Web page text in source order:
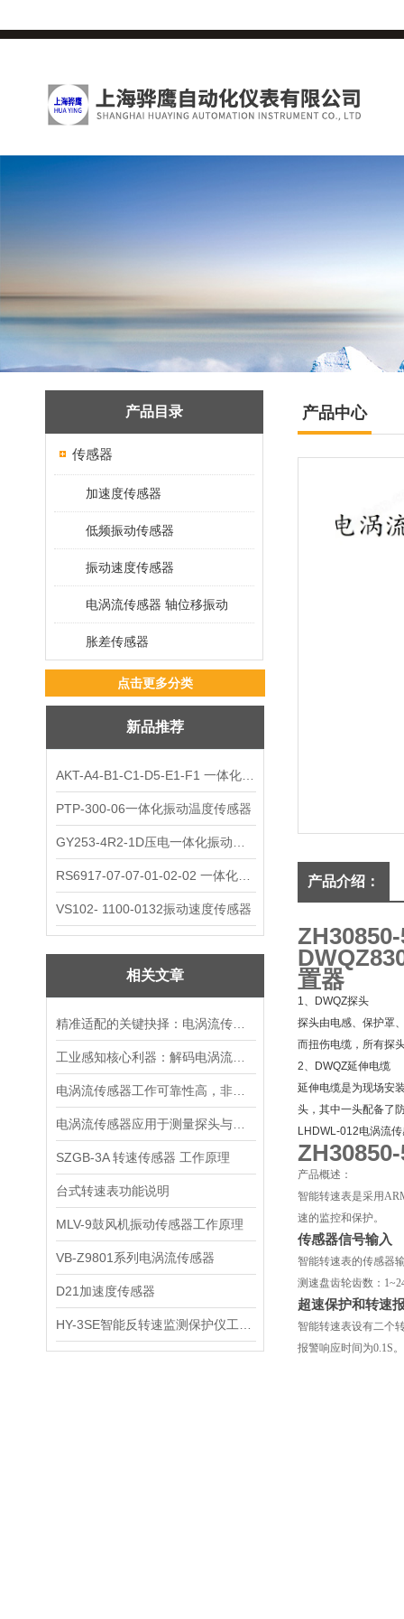
产品目录
传感器
加速度传感器
低频振动传感器
振动速度传感器
电涡流传感器 轴位移振动
胀差传感器
点击更多分类
新品推荐
PTP-300-06一体化振动温度传感器
VS102- 1100-0132振动速度传感器
相关文章
SZGB-3A 转速传感器 工作原理
台式转速表功能说明
MLV-9鼓风机振动传感器工作原理
VB-Z9801系列电涡流传感器
D21加速度传感器
产品中心
产品介绍：
置器
1、DWQZ探头
探头由电感、保护罩
而扭伤电缆，所有探
2、DWQZ延伸电缆
延伸电缆是为现场安
头，其中一头配备了
LHDWL-012电涡流
产品概述：
智能转速表是采用
速的监控和保护。
传感器信号输入
智能转速表的传感器
测速盘齿轮齿数：
超速保护和转速
智能转速表设有二个
报警响应时间为0.1S。